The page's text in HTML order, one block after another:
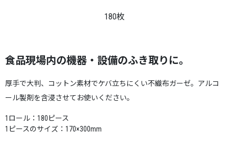
180枚
食品現場内の機器・設備のふき取りに。
厚手で大判、コットン素材でケバ立ちにくい不織布ガーゼ。アルコ
ール製剤を含浸させてお使いください。
1ロール：180ピース
1ピースのサイズ：170×300mm